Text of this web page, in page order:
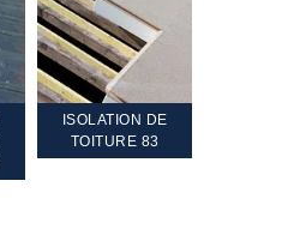
ISOLATION DE
TOITURE 83